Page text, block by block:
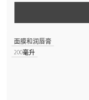
面膜和润唇膏
200毫升